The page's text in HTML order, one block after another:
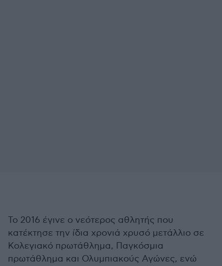
Το 2016 έγινε ο νεότερος αθλητής που
κατέκτησε την ίδια χρονιά χρυσό μετάλλιο σε
Κολεγιακό πρωτάθλημα, Παγκόσμια
πρωτάθλημα και Ολυμπιακούς Αγώνες, ενώ